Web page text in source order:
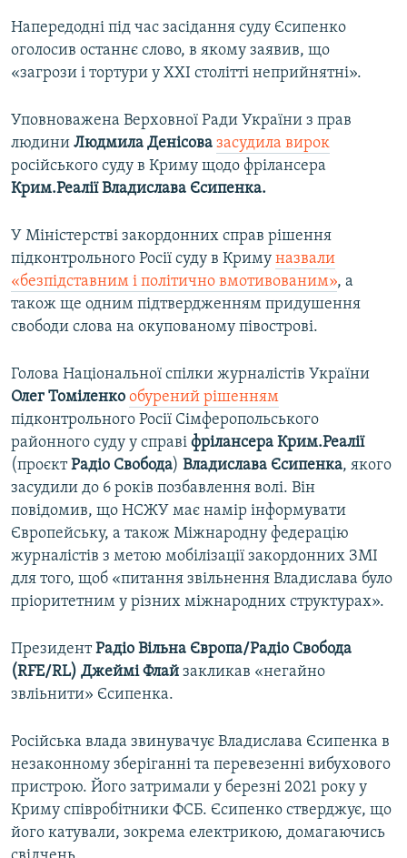
Напередодні під час засідання суду Єсипенко
оголосив останнє слово, в якому заявив, що
«загрози і тортури у ХХІ столітті неприйнятні».
Уповноважена Верховної Ради України з прав
людини Людмила Денісова засудила вирок
російського суду в Криму щодо фрілансера
Крим.Реалії Владислава Єсипенка.
У Міністерстві закордонних справ рішення
підконтрольного Росії суду в Криму назвали
«безпідставним і політично вмотивованим», а
також ще одним підтвердженням придушення
свободи слова на окупованому півострові.
Голова Національної спілки журналістів України
Олег Томіленко обурений рішенням
підконтрольного Росії Сімферопольського
районного суду у справі фрілансера Крим.Реалії
(проєктРадіо Свобода) Владислава Єсипенка, якого
засудили до 6 років позбавлення волі. Він
повідомив, що НСЖУ має намір інформувати
Європейську, а також Міжнародну федерацію
журналістів з метою мобілізації закордонних ЗМІ
для того, щоб «питання звільнення Владислава було
пріоритетним у різних міжнародних структурах».
ПрезидентРадіо Вільна Європа/Радіо Свобода
(RFE/RL) Джеймі Флай закликав «негайно
звліьнити» Єсипенка.
Російська влада звинувачує Владислава Єсипенка в
незаконному зберіганні та перевезенні вибухового
пристрою. Його затримали у березні 2021 року у
Криму співробітники ФСБ. Єсипенко стверджує, що
його катували, зокрема електрикою, домагаючись